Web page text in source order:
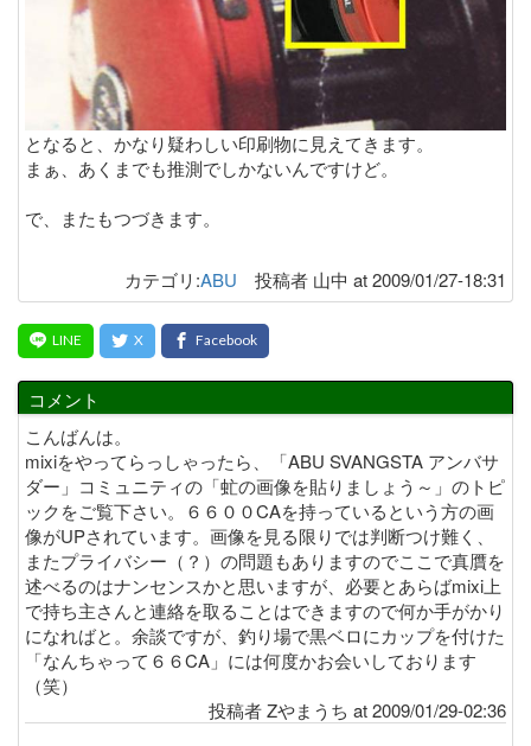
となると、かなり疑わしい印刷物に見えてきます。
まぁ、あくまでも推測でしかないんですけど。
で、またもつづきます。
カテゴリ:ABU 投稿者 山中 at 2009/01/27-18:31
コメント
こんばんは。
mixiをやってらっしゃったら、「ABU SVANGSTA アンバサ
ダー」コミュニティの「虻の画像を貼りましょう～」のトピ
ックをご覧下さい。６６００CAを持っているという方の画
像がUPされています。画像を見る限りでは判断つけ難く、
またプライバシー（？）の問題もありますのでここで真贋を
述べるのはナンセンスかと思いますが、必要とあらばmixi上
で持ち主さんと連絡を取ることはできますので何か手がかり
になればと。余談ですが、釣り場で黒ベロにカップを付けた
「なんちゃって６６CA」には何度かお会いしております
（笑）
投稿者 Zやまうち at 2009/01/29-02:36